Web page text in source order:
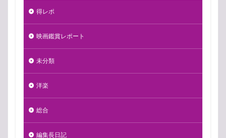
得レポ
映画鑑賞レポート
未分類
洋楽
総合
編集長日記